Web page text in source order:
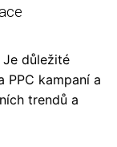
důležité
PPC kampaní a
trendů a